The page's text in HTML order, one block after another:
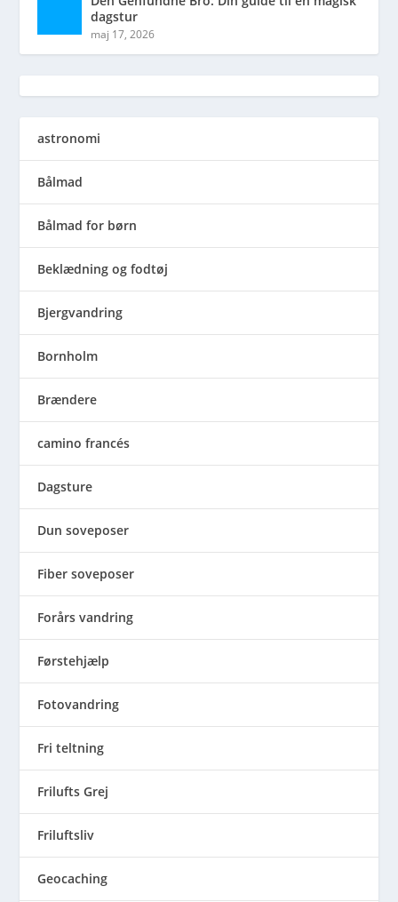
dagstur
maj 17, 2026
astronomi
Bålmad
Bålmad for børn
Beklædning og fodtøj
Bjergvandring
Bornholm
Brændere
camino francés
Dagsture
Dun soveposer
Fiber soveposer
Forårs vandring
Førstehjælp
Fotovandring
Fri teltning
Frilufts Grej
Friluftsliv
Geocaching